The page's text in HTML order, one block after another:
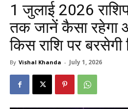
1 जुलाई 2026
तक जानें कैसा रहेगा
किस राशि पर
By Vishal Khanda - July 1, 2026